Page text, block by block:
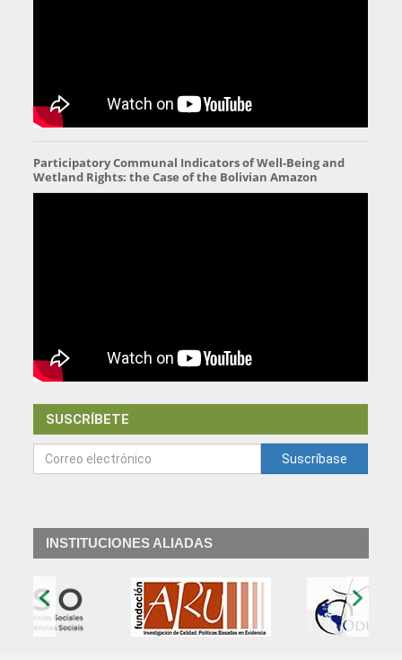
Participatory Communal Indicators of Well-Being and
Wetland Rights: the Case of the Bolivian Amazon
SUSCRÍBETE
Suscríbase
INSTITUCIONES ALIADAS